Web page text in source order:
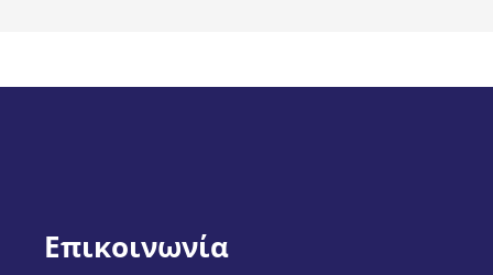
Επικοινωνία